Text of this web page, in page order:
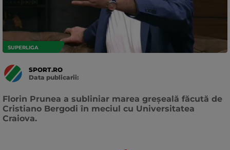
SUPERLIGA
SPORT.RO
Data publicarii:
Florin Prunea a subliniar marea greșeală făcută de
Cristiano Bergodi în meciul cu Universitatea
Craiova.